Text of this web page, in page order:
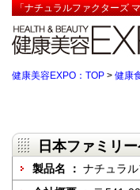
「ナチュラルファクターズ
健康美容EXPO：TOP > 健康
日本ファミリ
製品名 ： ナチュラ